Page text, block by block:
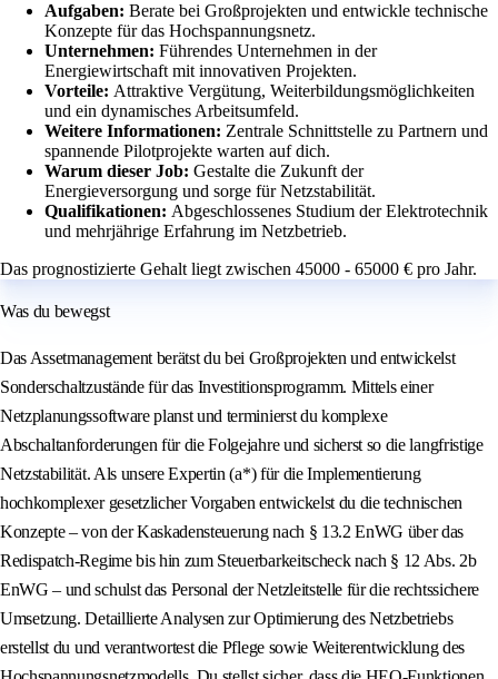
Aufgaben: Berate bei Großprojekten und entwickle technische
Konzepte für das Hochspannungsnetz.
Unternehmen: Führendes Unternehmen in der
Energiewirtschaft mit innovativen Projekten.
Vorteile: Attraktive Vergütung, Weiterbildungsmöglichkeiten
und ein dynamisches Arbeitsumfeld.
Weitere Informationen: Zentrale Schnittstelle zu Partnern und
spannende Pilotprojekte warten auf dich.
Warum dieser Job: Gestalte die Zukunft der
Energieversorgung und sorge für Netzstabilität.
Qualifikationen: Abgeschlossenes Studium der Elektrotechnik
und mehrjährige Erfahrung im Netzbetrieb.
Das prognostizierte Gehalt liegt zwischen 45000 - 65000 € pro Jahr.
Was du bewegst
Das Assetmanagement berätst du bei Großprojekten und entwickelst
Sonderschaltzustände für das Investitionsprogramm. Mittels einer
Netzplanungssoftware planst und terminierst du komplexe
Abschaltanforderungen für die Folgejahre und sicherst so die langfristige
Netzstabilität. Als unsere Expertin (a*) für die Implementierung
hochkomplexer gesetzlicher Vorgaben entwickelst du die technischen
Konzepte – von der Kaskadensteuerung nach § 13.2 EnWG über das
Redispatch-Regime bis hin zum Steuerbarkeitscheck nach § 12 Abs. 2b
EnWG – und schulst das Personal der Netzleitstelle für die rechtssichere
Umsetzung. Detaillierte Analysen zur Optimierung des Netzbetriebs
erstellst du und verantwortest die Pflege sowie Weiterentwicklung des